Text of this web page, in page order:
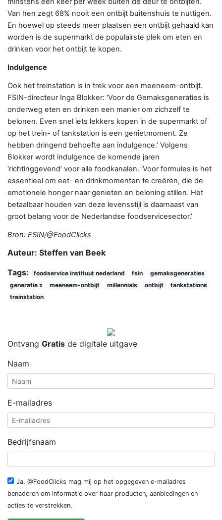
Van hen zegt 68% nooit een ontbijt buitenshuis te nuttigen.
En hoewel op steeds meer plaatsen een ontbijt gehaald kan
worden is de supermarkt de populairste plek om eten en
drinken voor het ontbijt te kopen.
Indulgence
Ook het treinstation is in trek voor een meeneem-ontbijt.
FSIN-directeur Inga Blokker: ‘Voor de Gemaksgeneraties is
onderweg eten en drinken een manier om zichzelf te
belonen. Even snel iets lekkers kopen in de supermarkt of
op het trein- of tankstation is een genietmoment. Ze
hebben dringend behoefte aan indulgence.’ Volgens
Blokker wordt indulgence de komende jaren
‘richtinggevend’ voor alle foodkanalen. ‘Voor formules is het
essentieel om eet- en drinkmomenten te creëren, die de
emotionele honger naar genieten en beloning stillen. Het
betaalbaar houden van deze levensstijl is daarnaast van
groot belang voor de Nederlandse foodservicesector.’
Bron: FSIN/@FoodClicks
Auteur: Steffen van Beek
Tags:
foodservice instituut nederland fsin
gemaksgeneraties
generatie z
meeneem-ontbijt millennials ontbijt
tankstations
treinstation
Ontvang Gratis de digitale uitgave
Naam
E-mailadres
Bedrijfsnaam
Ja, @FoodClicks mag mij op het opgegeven e-mailadres
benaderen om informatie over haar producten, aanbiedingen en
acties te verstrekken.